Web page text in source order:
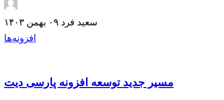
سعید فرد ۰۹ بهمن ۱۴۰۳
افزونه‌ها
مسیر جدید توسعه افزونه پارسی دیت